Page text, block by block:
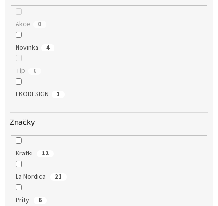
Akce 0
Novinka 4
Tip 0
EKODESIGN 1
Značky
Kratki 12
La Nordica 21
Prity 6